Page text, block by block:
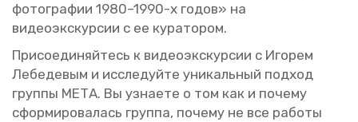
фо­то­гра­фии 1980–1990-х годов» на
ви­део­экс­кур­сии с ее ку­ра­то­ром.
При­со­еди­няй­тесь к ви­део­экс­кур­сии с Иго­рем
Ле­бе­де­вым и ис­сле­дуй­те уни­каль­ный под­ход
груп­пы МЕТА. Вы узна­е­те о том как и по­че­му
сфор­ми­ро­ва­лась груп­па, по­че­му не все ра­бо­ты